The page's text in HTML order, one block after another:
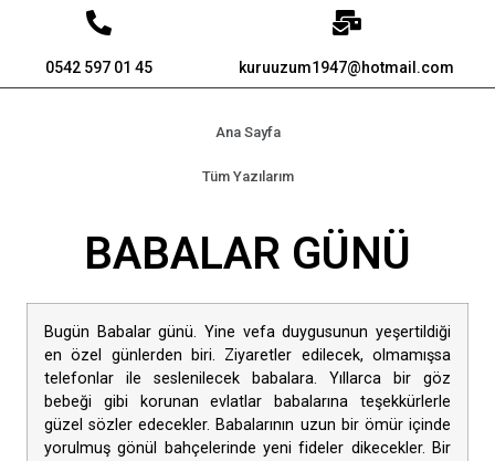
0542 597 01 45 kuruuzum1947@hotmail.com
Ana Sayfa
Tüm Yazılarım
BABALAR GÜNÜ
Bugün Babalar günü. Yine vefa duygusunun yeşertildiği
en özel günlerden biri. Ziyaretler edilecek, olmamışsa
telefonlar ile seslenilecek babalara. Yıllarca bir göz
bebeği gibi korunan evlatlar babalarına teşekkürlerle
güzel sözler edecekler. Babalarının uzun bir ömür içinde
yorulmuş gönül bahçelerinde yeni fideler dikecekler. Bir